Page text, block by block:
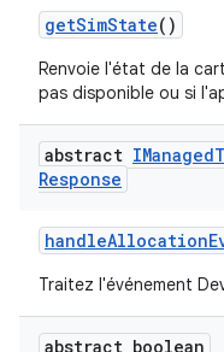
getSimState()
Renvoie l'état de la
pas disponible ou si
abstract IManaged
Response
handleAllocation
Traitez l'événement
abstract boolean